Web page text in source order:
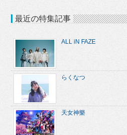
最近の特集記事
ALL iN FAZE
らくなつ
天女神樂